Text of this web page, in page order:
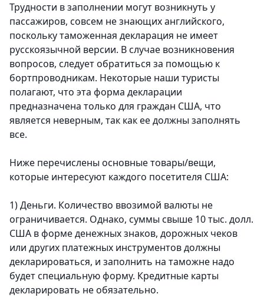
Трудности в заполнении могут возникнуть у
пассажиров, совсем не знающих английского,
поскольку таможенная декларация не имеет
русскоязычной версии. В случае возникновения
вопросов, следует обратиться за помощью к
бортпроводникам. Некоторые наши туристы
полагают, что эта форма декларации
предназначена только для граждан США, что
является неверным, так как ее должны заполнять
все.
Ниже перечислены основные товары/вещи,
которые интересуют каждого посетителя США:
1) Деньги. Количество ввозимой валюты не
ограничивается. Однако, суммы свыше 10 тыс. долл.
США в форме денежных знаков, дорожных чеков
или других платежных инструментов должны
декларироваться, и заполнить на таможне надо
будет специальную форму. Кредитные карты
декларировать не обязательно.